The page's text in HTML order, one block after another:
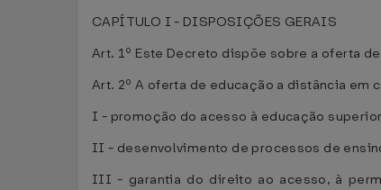
CAPÍTULO I - DISPOSIÇÕES GERAIS
Art. 1º Este Decreto dispõe sobre a oferta
Art. 2º A oferta de educação a distância
I - promoção do acesso à educação
II - desenvolvimento de processos de
III - garantia do direito ao acesso, à